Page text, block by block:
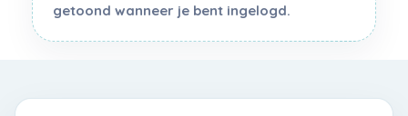
getoond wanneer je bent ingelogd.